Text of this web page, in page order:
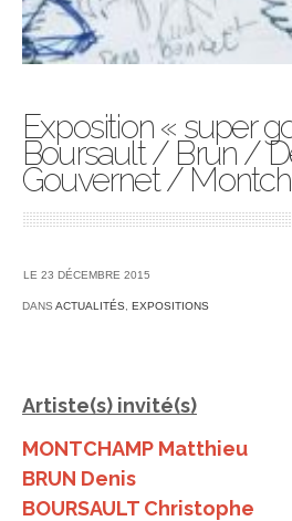
Exposition « super
Boursault / Brun /
Gouvernet /
LE 23 DÉCEMBRE 2015
DANS ACTUALITÉS EXPOSITIONS
Artiste(s) invité(s)
MONTCHAMP Matthieu
BRUN Denis
BOURSAULT Christophe